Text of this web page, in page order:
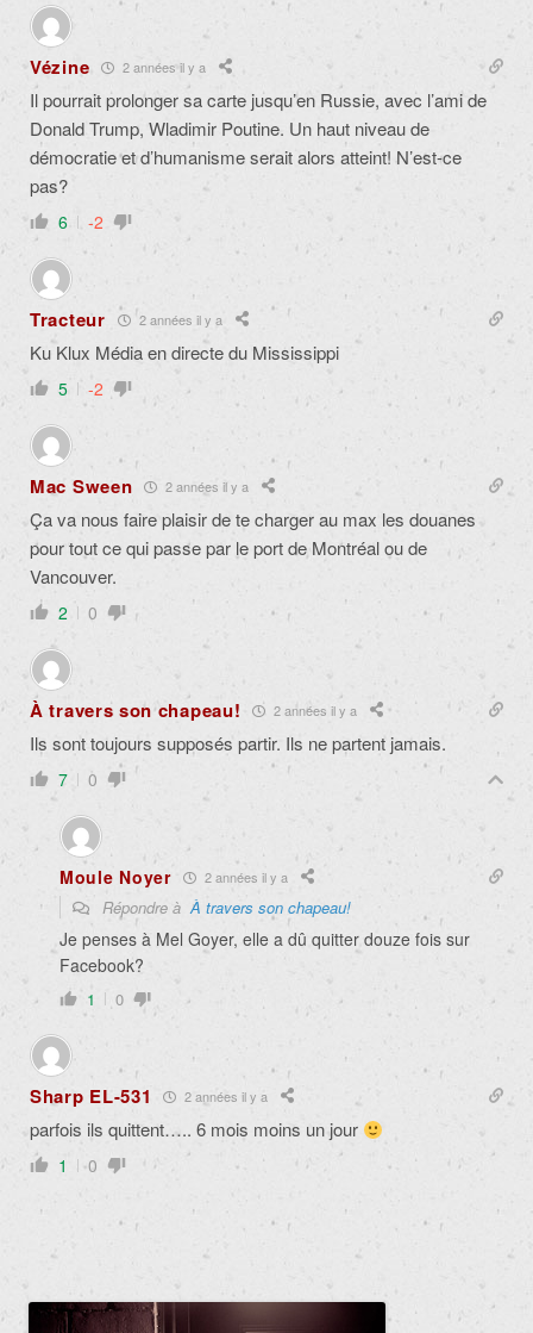
Vézine 2 années il y a
Il pourrait prolonger sa carte jusqu’en Russie, avec l’ami de
Donald Trump, Wladimir Poutine. Un haut niveau de
démocratie et d’humanisme serait alors atteint! N’est-ce
pas?
6 -2
Tracteur 2 années il y a
Ku Klux Média en directe du Mississippi
5 -2
Mac Sween 2 années il y a
Ça va nous faire plaisir de te charger au max les douanes
pour tout ce qui passe par le port de Montréal ou de
Vancouver.
2 0
À travers son chapeau! 2 années il y a
Ils sont toujours supposés partir. Ils ne partent jamais.
7 0
Moule Noyer 2 années il y a
Répondre àÀ travers son chapeau!
Je penses à Mel Goyer, elle a dû quitter douze fois sur
Facebook?
1 0
Sharp EL-531 2 années il y a
parfois ils quittent….. 6 mois moins un jour
1 0